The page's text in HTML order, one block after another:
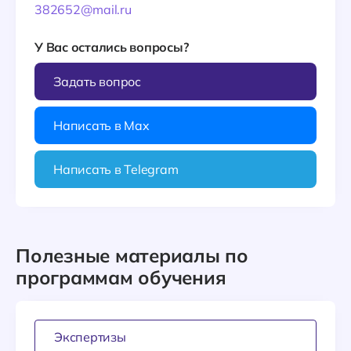
382652@mail.ru
У Вас остались вопросы?
Задать вопрос
Написать в Max
Написать в Telegram
Полезные материалы по
программам обучения
Экспертизы